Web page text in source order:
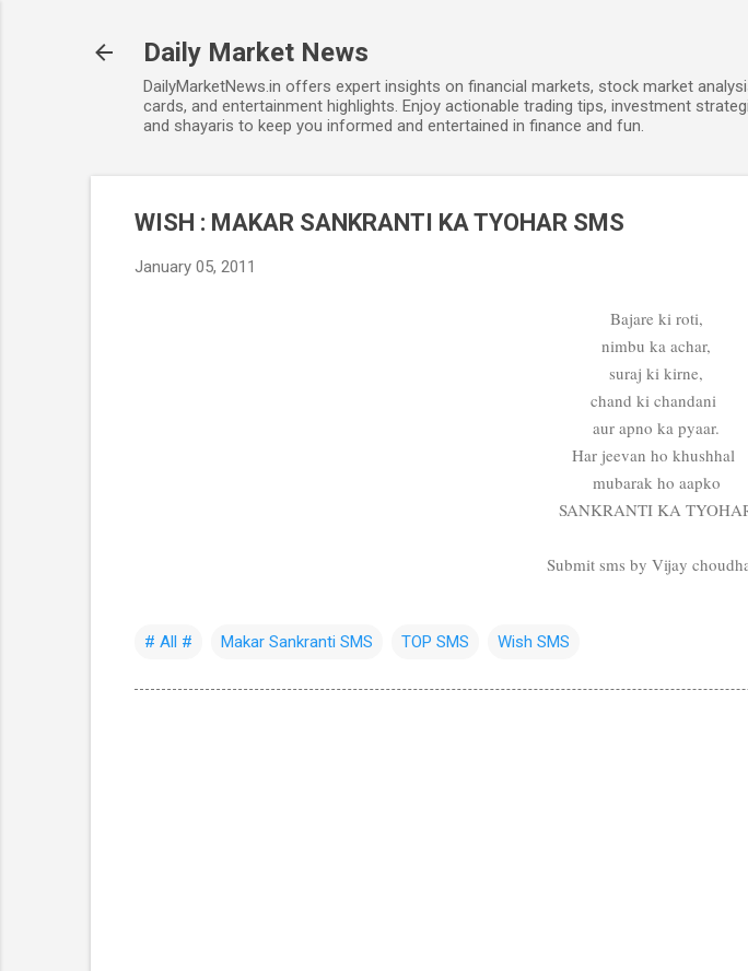
Daily Market News
DailyMarketNews.in offers expert insights on financial markets, stock market
cards, and entertainment highlights. Enjoy actionable trading tips, investment
and shayaris to keep you informed and entertained in finance and fun.
WISH : MAKAR SANKRANTI KA TYOHAR SMS
January 05, 2011
Bajare ki roti,
nimbu ka achar,
suraj ki kirne,
chand ki chandani
aur apno ka pyaar.
Har jeevan ho khushhal
mubarak ho aapko
SANKRANTI KA
Submit sms by Vijay
# All # Makar Sankranti SMS TOP SMS Wish SMS